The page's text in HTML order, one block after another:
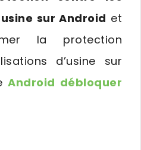
sur Android et
la protection
d’usine sur
Android débloquer